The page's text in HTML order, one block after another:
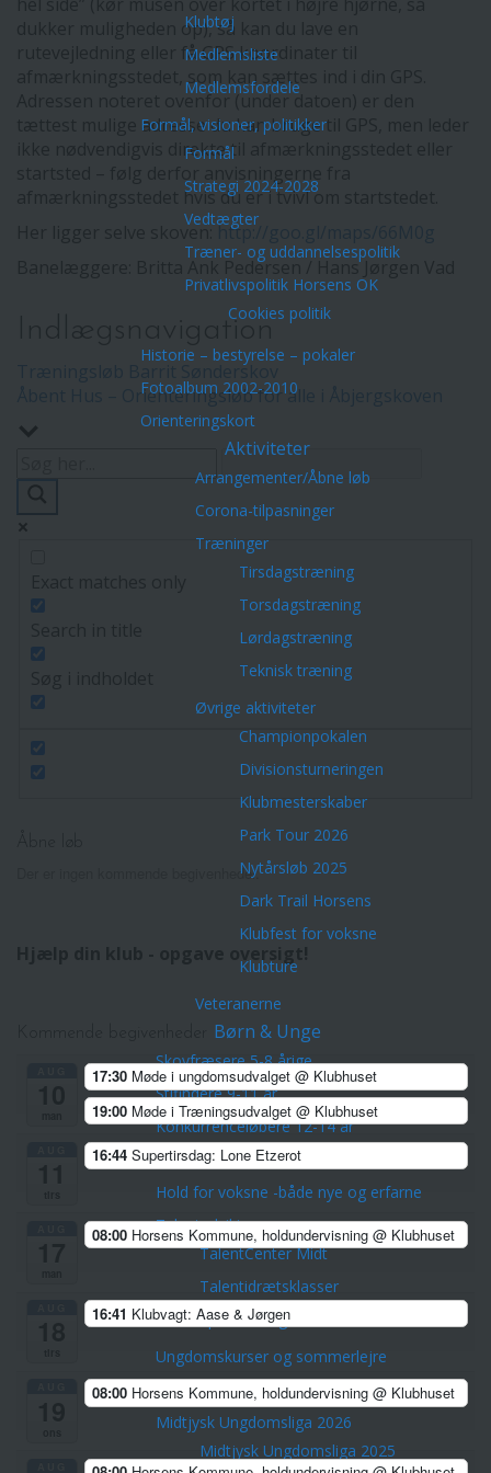
Klubtøj
Medlemsliste
Medlemsfordele
Formål, visioner, politikker
Formål
Strategi 2024-2028
Vedtægter
Træner- og uddannelsespolitik
Privatlivspolitik Horsens OK
Cookies politik
Historie – bestyrelse – pokaler
Fotoalbum 2002-2010
Orienteringskort
Aktiviteter
Arrangementer/Åbne løb
Corona-tilpasninger
Træninger
Tirsdagstræning
Torsdagstræning
Lørdagstræning
Teknisk træning
Øvrige aktiviteter
Championpokalen
Divisionsturneringen
Klubmesterskaber
Park Tour 2026
Nytårsløb 2025
Dark Trail Horsens
Klubfest for voksne
Klubture
Veteranerne
Børn & Unge
Skovfræsere 5-8 årige
Stifindere 9-11 år
Konkurrenceløbere 12-14 år
Unge ca. 15-21 år
Hold for voksne -både nye og erfarne
Talentudviking
TalentCenter Midt
Talentidrætsklasser
Sportscollege Horsens
Ungdomskurser og sommerlejre
Kreds Ungdoms Match
Midtjysk Ungdomsliga 2026
Midtjysk Ungdomsliga 2025
dukker muligheden op), så kan du lave en
rutevejledning eller få GPS koordinater til
afmærkningsstedet, som kan sættes ind i din GPS.
Adressen noteret ovenfor (under datoen) er den
tættest mulige adresse du kan bruge til GPS, men leder
ikke nødvendigvis direkte til afmærkningsstedet eller
afmærkningsstedet hvis du er i tvivl om startstedet.
Her ligger selve skoven:http://goo.gl/maps/66M0g
Banelæggere: Britta Ank Pedersen / Hans Jørgen Vad
Indlægsnavigation
Træningsløb Barrit Sønderskov
Åbent Hus – Orienteringsløb for alle i Åbjergskoven
Der er ingen kommende begivenheder.
17:30 Møde i ungdomsudvalget @ Klubhuset
19:00 Møde i Træningsudvalget @ Klubhuset
16:44 Supertirsdag: Lone Etzerot
08:00 Horsens Kommune, holdundervisning @ Klubhuset
16:41 Klubvagt: Aase & Jørgen
08:00 Horsens Kommune, holdundervisning @ Klubhuset